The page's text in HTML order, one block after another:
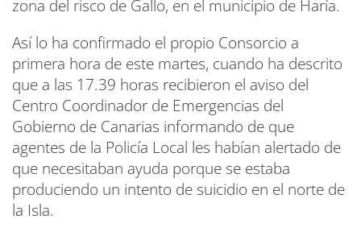
zona del risco de Gallo, en el municipio de Haría.
Así lo ha confirmado el propio Consorcio a
primera hora de este martes, cuando ha descrito
que a las 17.39 horas recibieron el aviso del
Centro Coordinador de Emergencias del
Gobierno de Canarias informando de que
agentes de la Policía Local les habían alertado de
que necesitaban ayuda porque se estaba
produciendo un intento de suicidio en el norte de
la Isla.